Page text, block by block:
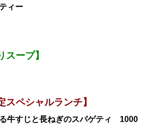
ィー
スープ】
スペシャルランチ】
牛すじと長ねぎのスパゲティ 1000